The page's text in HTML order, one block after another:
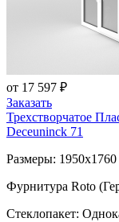
от 17 597 ₽
Заказать
Трехстворчатое
Deceuninck 71
Размеры:
Фурнитура Roto
Стеклопакет: